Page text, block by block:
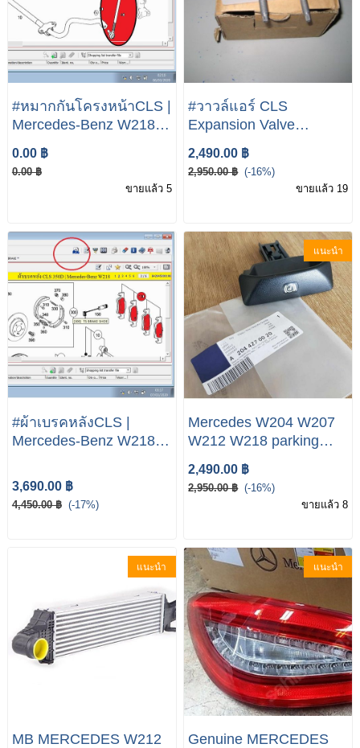
#หมากกันโครงหน้าCLS |
Mercedes-Benz W218
CLS 250D 350 55
0.00 ฿
0.00 ฿
ขายแล้ว 5
#วาวล์แอร์ CLS
Expansion Valve
Heating Evaporator CLS
63AMG Mercedes Benz
W218
2,490.00 ฿
2,950.00 ฿ (-16%)
ขายแล้ว 19
#ผ้าเบรคหลังCLS |
Mercedes-Benz W218
3,690.00 ฿
4,450.00 ฿ (-17%)
แนะนำ
Mercedes W204 W207
W212 W218 parking
brake release handle
A2044270020
2,490.00 ฿
2,950.00 ฿ (-16%)
ขายแล้ว 8
แนะนำ
MB MERCEDES W212
แนะนำ
Genuine MERCEDES